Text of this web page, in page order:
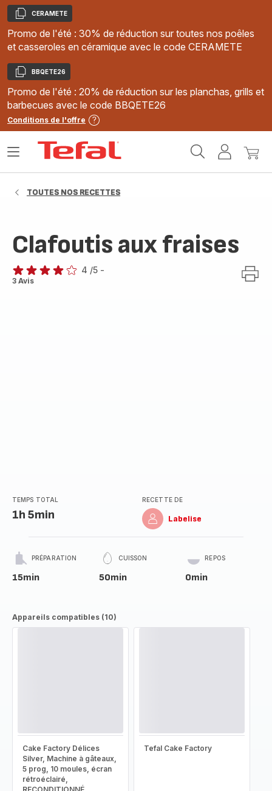
Copier
CERAMETE
Promo de l'été : 30% de réduction sur toutes nos poêles
et casseroles en céramique avec le code CERAMETE
Copier
BBQETE26
Promo de l'été : 20% de réduction sur les planchas, grills et
barbecues avec le code BBQETE26
Conditions de l'offre
MonMon
Ouvrir
TOUTES NOS RECETTES
Clafoutis aux fraises
Avis
4 /5 -
3 Avis
TEMPS TOTAL
1h 5min
RECETTE DE
Labelise
PRÉPARATION
15min
CUISSON
50min
REPOS
0min
Appareils compatibles (10)
Cake Factory Délices
Silver, Machine à gâteaux,
5 prog, 10 moules, écran
rétroéclairé,
Tefal Cake Factory